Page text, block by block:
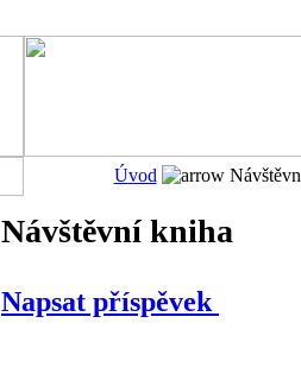
Úvod
Návštěvní kniha
Napsat příspěvek